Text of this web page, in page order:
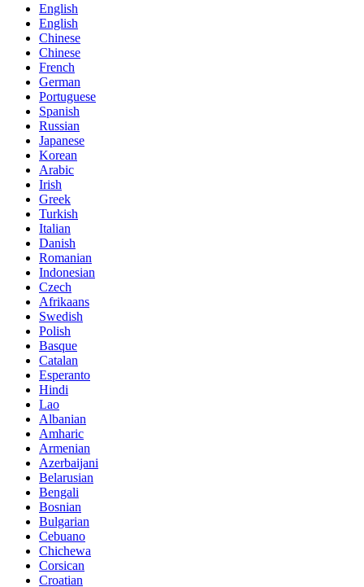
English
English
Chinese
Chinese
French
German
Portuguese
Spanish
Russian
Japanese
Korean
Arabic
Irish
Greek
Turkish
Italian
Danish
Romanian
Indonesian
Czech
Afrikaans
Swedish
Polish
Basque
Catalan
Esperanto
Hindi
Lao
Albanian
Amharic
Armenian
Azerbaijani
Belarusian
Bengali
Bosnian
Bulgarian
Cebuano
Chichewa
Corsican
Croatian